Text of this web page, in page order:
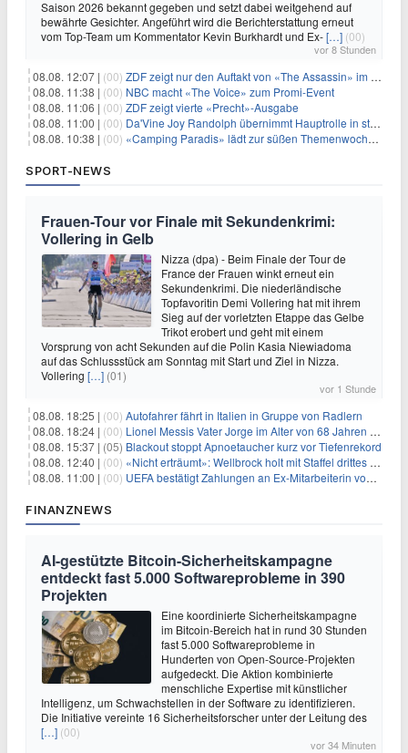
Saison 2026 bekannt gegeben und setzt dabei weitgehend auf
bewährte Gesichter. Angeführt wird die Berichterstattung erneut
vom Top-Team um Kommentator Kevin Burkhardt und Ex-[…] (00)
vor 8 Stunden
08.08. 12:07 | (00) ZDF zeigt nur den Auftakt von «The Assassin» im Fernsehen
08.08. 11:38 | (00) NBC macht «The Voice» zum Promi-Event
08.08. 11:06 | (00) ZDF zeigt vierte «Precht»-Ausgabe
08.08. 11:00 | (00) Da'Vine Joy Randolph übernimmt Hauptrolle in starbesetzter schwarzer Komödie
08.08. 10:38 | (00) «Camping Paradis» lädt zur süßen Themenwoche ein
SPORT-NEWS
Frauen-Tour vor Finale mit Sekundenkrimi:
Vollering in Gelb
Nizza (dpa) - Beim Finale der Tour de
France der Frauen winkt erneut ein
Sekundenkrimi. Die niederländische
Topfavoritin Demi Vollering hat mit ihrem
Sieg auf der vorletzten Etappe das Gelbe
Trikot erobert und geht mit einem
Vorsprung von acht Sekunden auf die Polin Kasia Niewiadoma
auf das Schlussstück am Sonntag mit Start und Ziel in Nizza.
Vollering […] (01)
vor 1 Stunde
08.08. 18:25 | (00) Autofahrer fährt in Italien in Gruppe von Radlern
08.08. 18:24 | (00) Lionel Messis Vater Jorge im Alter von 68 Jahren gestorben
08.08. 15:37 | (05) Blackout stoppt Apnoetaucher kurz vor Tiefenrekord
08.08. 12:40 | (00) «Nicht erträumt»: Wellbrock holt mit Staffel drittes EM-Gold
08.08. 11:00 | (00) UEFA bestätigt Zahlungen an Ex-Mitarbeiterin von Infantino
FINANZNEWS
AI-gestützte Bitcoin-Sicherheitskampagne
entdeckt fast 5.000 Softwareprobleme in 390
Projekten
Eine koordinierte Sicherheitskampagne
im Bitcoin-Bereich hat in rund 30 Stunden
fast 5.000 Softwareprobleme in
Hunderten von Open-Source-Projekten
aufgedeckt. Die Aktion kombinierte
menschliche Expertise mit künstlicher
Intelligenz, um Schwachstellen in der Software zu identifizieren.
Die Initiative vereinte 16 Sicherheitsforscher unter der Leitung des
[…] (00)
vor 34 Minuten